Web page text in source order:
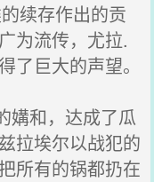
续存作出的贡
为流传，尤拉.
了巨大的声望。
媾和，达成了瓜
拉埃尔以战犯的
所有的锅都扔在